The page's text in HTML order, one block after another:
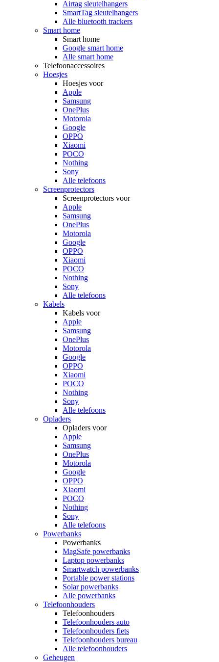
Airtag sleutelhangers
SmartTag sleutelhangers
Alle bluetooth trackers
Smart home
Smart home
Google smart home
Alle smart home
Telefoonaccessoires
Hoesjes
Hoesjes voor
Apple
Samsung
OnePlus
Motorola
Google
OPPO
Xiaomi
POCO
Nothing
Sony
Alle telefoons
Screenprotectors
Screenprotectors voor
Apple
Samsung
OnePlus
Motorola
Google
OPPO
Xiaomi
POCO
Nothing
Sony
Alle telefoons
Kabels
Kabels voor
Apple
Samsung
OnePlus
Motorola
Google
OPPO
Xiaomi
POCO
Nothing
Sony
Alle telefoons
Opladers
Opladers voor
Apple
Samsung
OnePlus
Motorola
Google
OPPO
Xiaomi
POCO
Nothing
Sony
Alle telefoons
Powerbanks
Powerbanks
MagSafe powerbanks
Laptop powerbanks
Smartwatch powerbanks
Portable power stations
Solar powerbanks
Alle powerbanks
Telefoonhouders
Telefoonhouders
Telefoonhouders auto
Telefoonhouders fiets
Telefoonhouders bureau
Alle telefoonhouders
Geheugen